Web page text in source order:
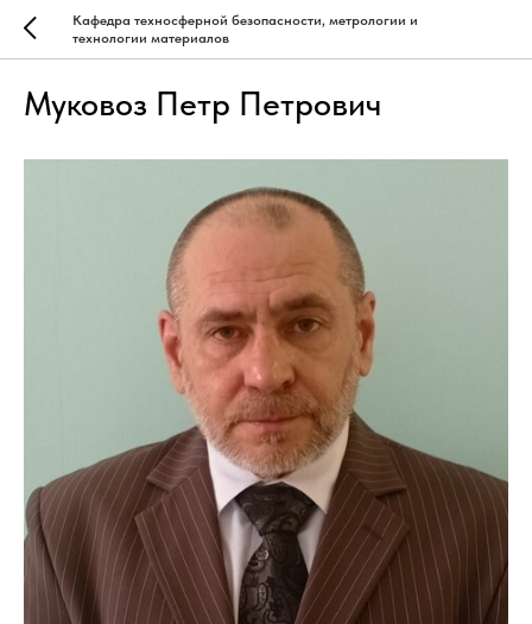
Кафедра техносферной безопасности, метрологии и
технологии материалов
Муковоз Петр Петрович